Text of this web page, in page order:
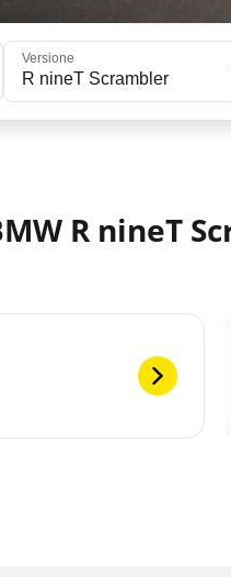
Versione
R nineT Scrambler
R nineT